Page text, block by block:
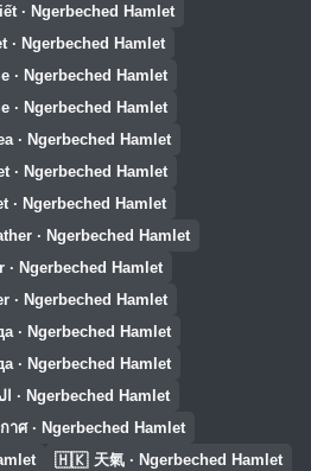
· Ngerbeched Hamlet
· Ngerbeched Hamlet
· Ngerbeched Hamlet
· Ngerbeched Hamlet
· Ngerbeched Hamlet
· Ngerbeched Hamlet
· Ngerbeched Hamlet
· Ngerbeched Hamlet
· Ngerbeched Hamlet
· Ngerbeched Hamlet
· Ngerbeched Hamlet
· Ngerbeched Hamlet
الطقس · Ngerbeched Hamlet
าศ · Ngerbeched Hamlet
🇭🇰 天氣 · Ngerbeched Hamlet